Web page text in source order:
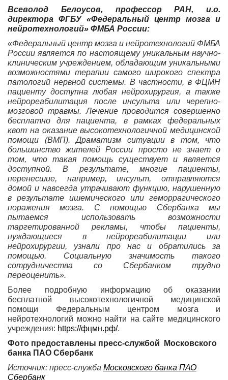
Всеволод Белоусов, профессор РАН, и.о.
директора ФГБУ «Федеральный центр мозга и
нейротехнологий» ФМБА России:
«Федеральный центр мозга и нейротехнологий ФМБА
России является по настоящему уникальным научно-
клиническим учреждением, обладающим уникальными
возможностями терапии самого широкого спектра
патологий нервной системы. В частности, в ФЦМН
пациенту доступна любая нейрохирургия, а также
нейрореабилитация после инсульта или черепно-
мозговой травмы. Лечение проводится совершенно
бесплатно для пациента, в рамках федеральных
квот на оказание высокотехнологичной медицинской
помощи (ВМП). Драматизм ситуации в том, что
большинство жителей России просто не знает о
том, что такая помощь существует и является
доступной. В результате, многие пациенты,
перенесшие, например, инсульт, отправляются
домой и навсегда утрачивают функцию, нарушенную
в результате ишемического или геморрагического
поражения мозга. С помощью Сбербанка мы
пытаемся использовать возможности
таргетированной рекламы, чтобы пациенты,
нуждающиеся в нейрореабилитации или
нейрохирургии, узнали про нас и обратились за
помощью. Социальную значимость такого
сотрудничества со Сбербанком трудно
переоценить».
Более подробную информацию об оказании
бесплатной высокотехнологичной медицинской
помощи Федеральным центром мозга и
нейротехнологий можно найти на сайте медицинского
учреждения: https://фцмн.рф/.
Фото предоставлены пресс-службой
Московского
банка ПАО Сбербанк
Источник: пресс-служба Московского банка ПАО
Сбербанк